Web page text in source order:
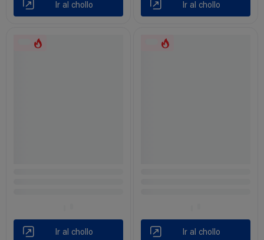
Ir al chollo Ir al chollo
Ir al chollo Ir al chollo